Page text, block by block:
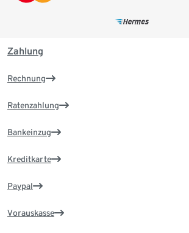
Zahlung
Rechnung
Ratenzahlung
Bankeinzug
Kreditkarte
Paypal
Vorauskasse